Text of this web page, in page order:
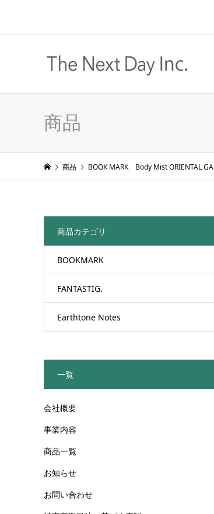
商品
商品 BOOK MARK Body Mist ORIENTAL
商品カテゴリ
BOOKMARK
FANTASTIG.
Earthtone Notes
一覧
会社概要
事業内容
商品一覧
お知らせ
お問い合わせ